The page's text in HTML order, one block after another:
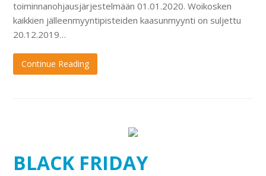
toiminnanohjausjärjestelmään 01.01.2020. Woikosken
kaikkien jälleenmyyntipisteiden kaasunmyynti on suljettu
20.12.2019…
Continue Reading
BLACK FRIDAY